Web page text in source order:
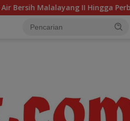
Perbaikan Infrastruktur